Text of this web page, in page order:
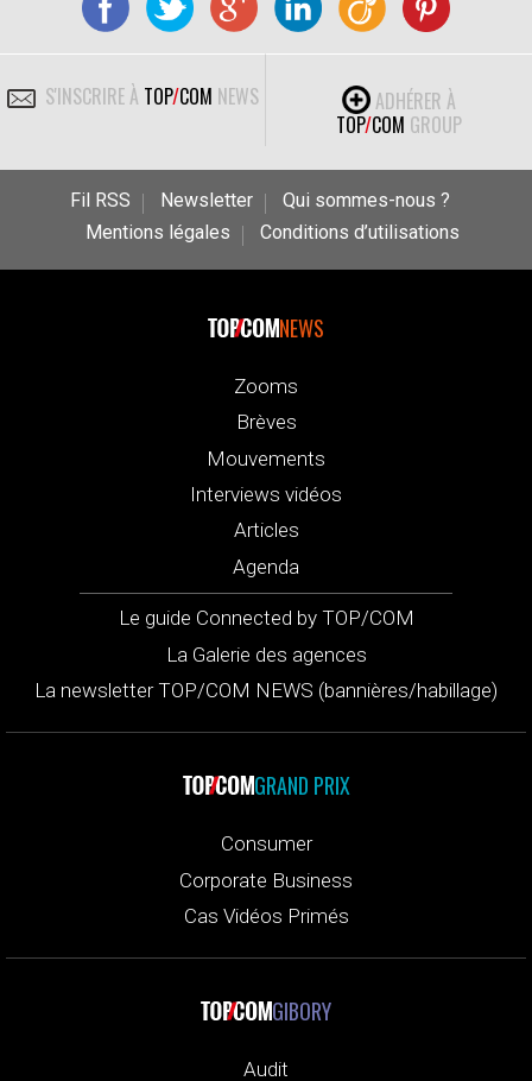
S'INSCRIRE À TOP/COM NEWS
ADHÉRER À
TOP/COM GROUP
Fil RSS Newsletter
Qui sommes-nous ?
Mentions légales
Conditions d’utilisations
NEWS
Zooms
Brèves
Mouvements
Interviews vidéos
Articles
Agenda
Le guide Connected by TOP/COM
La Galerie des agences
La newsletter TOP/COM NEWS (bannières/habillage)
GRAND PRIX
Consumer
Corporate Business
Cas Vidéos Primés
GIBORY
Audit